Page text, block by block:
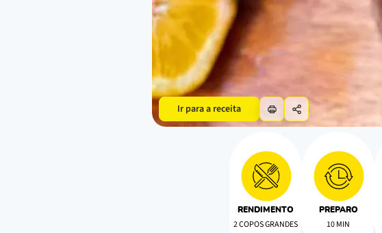
Ir para a receita
RENDIMENTO
2 COPOS GRANDES
PREPARO
10 MIN